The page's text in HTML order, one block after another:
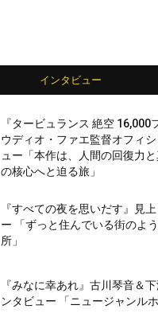
インタビュー
『タービュランス 絶空 16,000
ウディオ・ファエ監督オフィ
ュー「本作は、人間の回復力
の核心へと迫る旅」
『すべての夜を思いだす』見
ー 「ずっと住んでいる街のよ
所」
『みなに幸あれ』古川琴音＆
ンタビュー 「ニュージャンルホ